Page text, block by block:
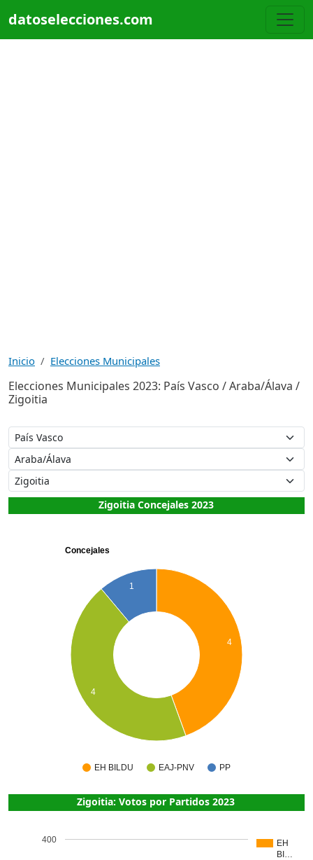
datoselecciones.com
Inicio Elecciones Municipales
Elecciones Municipales 2023: País Vasco / Araba/Álava /
Zigoitia
Zigoitia Concejales 2023
Concejales
EH BILDU EAJ-PNV PP
4
1
4
Zigoitia: Votos por Partidos 2023
EH
BI…
400